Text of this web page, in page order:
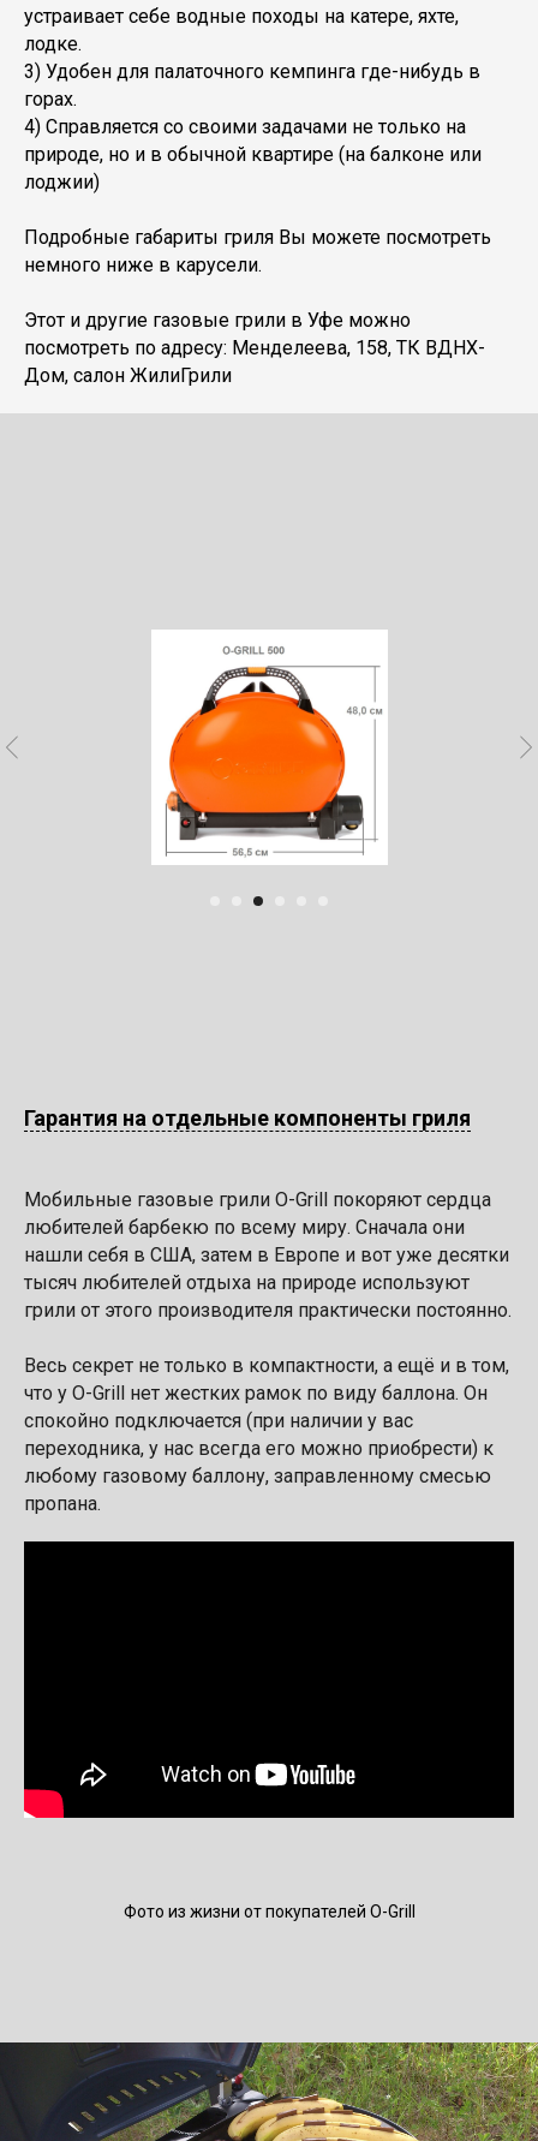
устраивает себе водные походы на катере, яхте,
лодке.
3) Удобен для палаточного кемпинга где-нибудь в
горах.
4) Справляется со своими задачами не только на
природе, но и в обычной квартире (на балконе или
лоджии)
Подробные габариты гриля Вы можете посмотреть
немного ниже в карусели.
Этот и другие газовые грили в Уфе можно
посмотреть по адресу: Менделеева, 158, ТК ВДНХ-
Дом, салон ЖилиГрили
Гарантия на отдельные компоненты гриля
Мобильные газовые грили O-Grill покоряют сердца
любителей барбекю по всему миру. Сначала они
нашли себя в США, затем в Европе и вот уже десятки
тысяч любителей отдыха на природе используют
грили от этого производителя практически постоянно.
Весь секрет не только в компактности, а ещё и в том,
что у O-Grill нет жестких рамок по виду баллона. Он
спокойно подключается (при наличии у вас
переходника, у нас всегда его можно приобрести) к
любому газовому баллону, заправленному смесью
пропана.
Фото из жизни от покупателей O-Grill